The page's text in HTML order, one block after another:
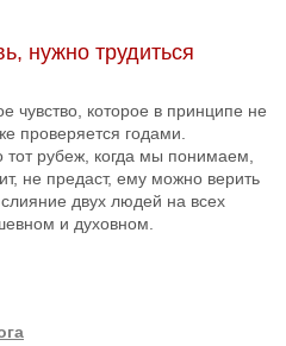
нужно трудиться
чувство, которое в принципе не
проверяется годами.
тот рубеж, когда мы понимаем,
не предаст, ему можно верить
двух людей на всех
и духовном.